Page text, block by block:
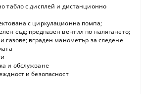
табло с дисплей и дистанционно
с циркулационна помпа;
съд; предпазен вентил по налягането;
газове; вграден манометър за следене
и обслужване
и безопасност